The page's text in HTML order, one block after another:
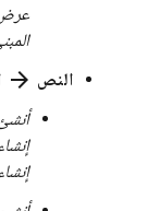
عرض
النص arrow_forward